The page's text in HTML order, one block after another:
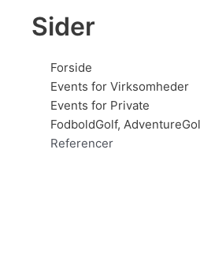
Sider
Forside
Events for Virksomheder
Events for Private
FodboldGolf,
Referencer